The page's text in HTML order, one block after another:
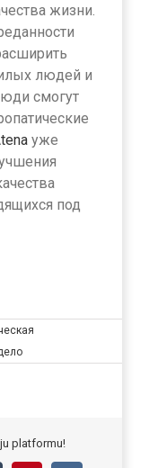
жизни.
людей и
смогут
уже
под
platformu!